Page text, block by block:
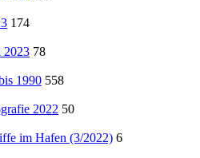
174
2023 78
1990 558
2022 50
im Hafen (3/2022) 6